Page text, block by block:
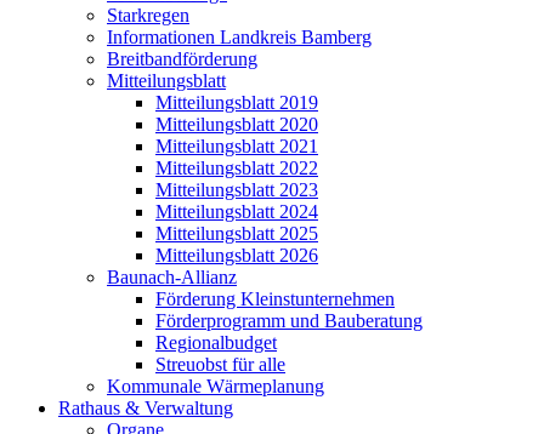
Starkregen
Informationen Landkreis Bamberg
Breitbandförderung
Mitteilungsblatt
Mitteilungsblatt 2019
Mitteilungsblatt 2020
Mitteilungsblatt 2021
Mitteilungsblatt 2022
Mitteilungsblatt 2023
Mitteilungsblatt 2024
Mitteilungsblatt 2025
Mitteilungsblatt 2026
Baunach-Allianz
Förderung Kleinstunternehmen
Förderprogramm und Bauberatung
Regionalbudget
Streuobst für alle
Kommunale Wärmeplanung
Rathaus & Verwaltung
Organe